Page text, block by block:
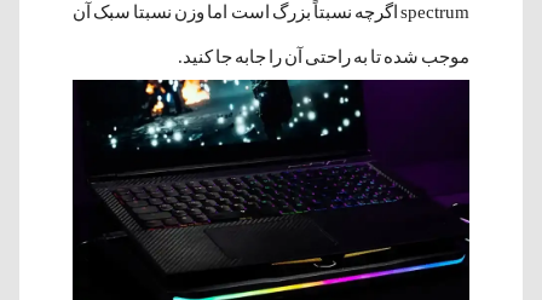
spectrum اگرچه نسبتاً بزرگ است اما وزن نسبتا سبک آن
موجب شده تا به راحتی آن را جابه جا کنید.